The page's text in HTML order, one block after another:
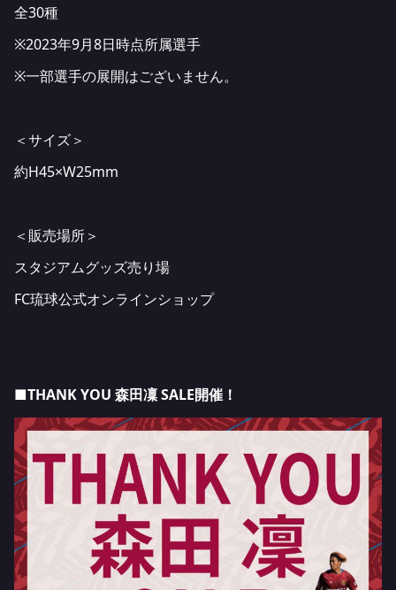
全30種
※2023年9月8日時点所属選手
※一部選手の展開はございません。
＜サイズ＞
約H45×W25mm
＜販売場所＞
スタジアムグッズ売り場
FC琉球公式オンラインショップ
■THANK YOU 森田凜 SALE開催！